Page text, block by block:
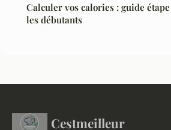
Calculer vos calories : guide
les débutants
Cestmeilleur